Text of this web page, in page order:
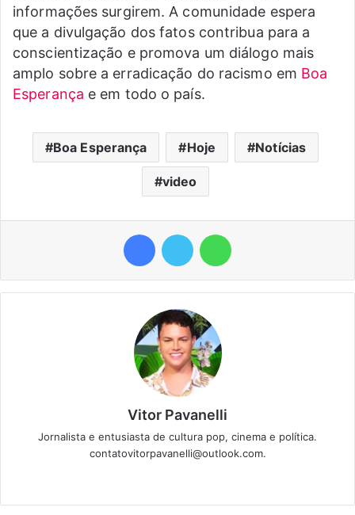
informações surgirem. A comunidade espera
que a divulgação dos fatos contribua para a
conscientização e promova um diálogo mais
amplo sobre a erradicação do racismo em Boa
Esperança e em todo o país.
Boa Esperança Hoje Notícias
video
FacebookTwitter
Vitor Pavanelli
Jornalista e entusiasta de cultura pop, cinema e política.
contatovitorpavanelli@outlook.com.